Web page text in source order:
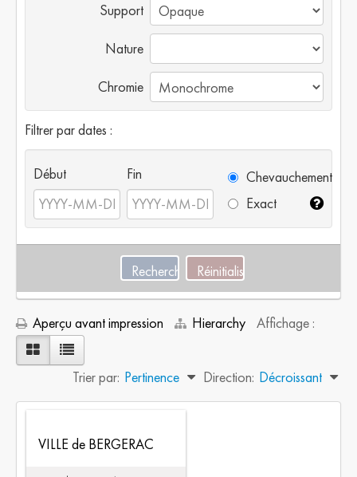
Support
Nature
Chromie
Filtrer par dates :
Début Fin
Chevauchement
Exact
Aperçu avant impression Hierarchy Affichage :
Trier par: Pertinence Direction: Décroissant
VILLE de BERGERAC